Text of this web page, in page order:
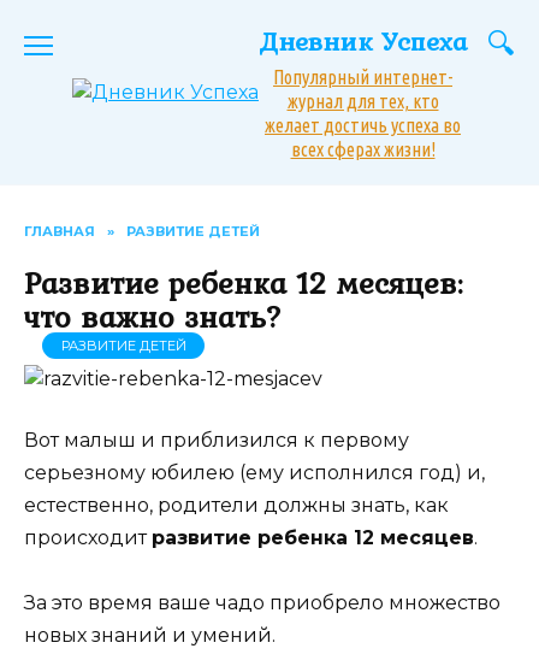
Дневник Успеха
Популярный интернет-
журнал для тех, кто
желает достичь успеха во
всех сферах жизни!
ГЛАВНАЯ » РАЗВИТИЕ ДЕТЕЙ
Развитие ребенка 12 месяцев:
что важно знать?
РАЗВИТИЕ ДЕТЕЙ
Вот малыш и приблизился к первому
серьезному юбилею (ему исполнился год) и,
естественно, родители должны знать, как
происходит развитие ребенка 12 месяцев.
За это время ваше чадо приобрело множество
новых знаний и умений.